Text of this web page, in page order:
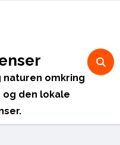
naturen omkring
den lokale